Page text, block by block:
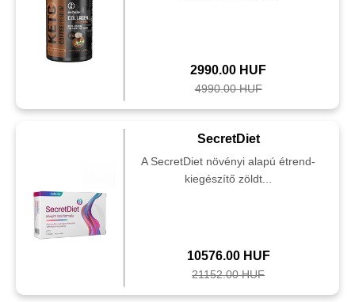
2990.00 HUF
4990.00 HUF
SecretDiet
A SecretDiet növényi alapú étrend-
kiegészítő zöldt...
10576.00 HUF
21152.00 HUF